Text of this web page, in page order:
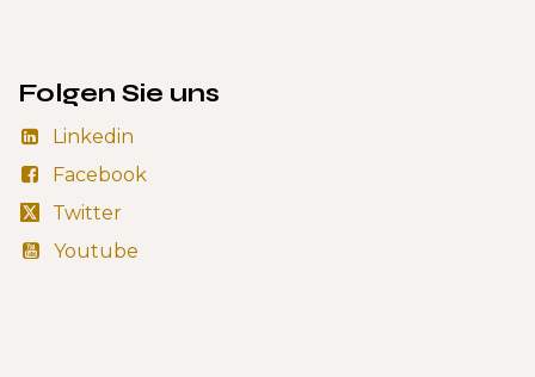
Folgen Sie uns
Linkedin
Facebook
Twitter
Youtube